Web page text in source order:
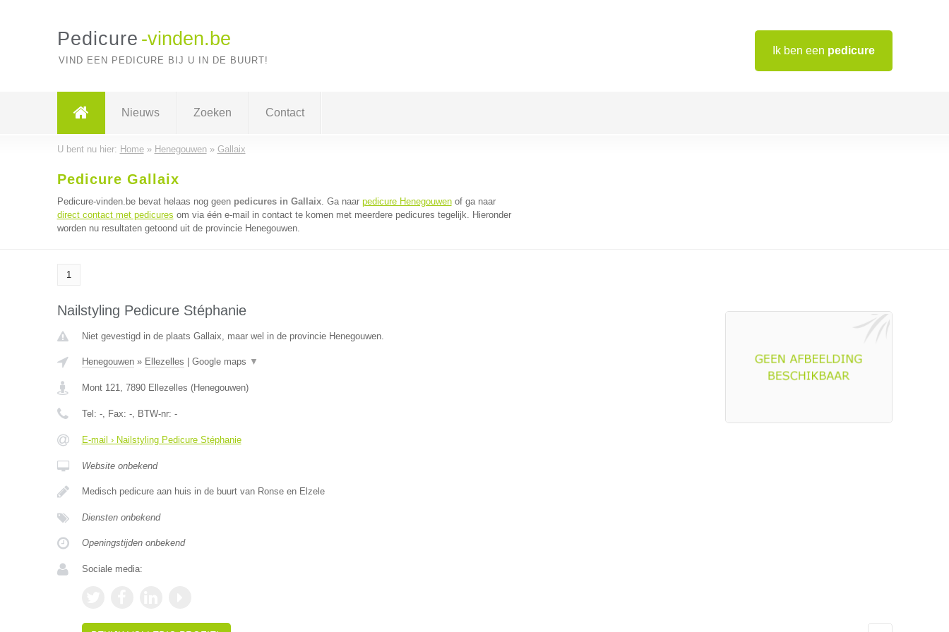
Ik ben een pedicure
Pedicure -vinden.be
VIND EEN PEDICURE BIJ U IN DE BUURT!
Nieuws Zoeken Contact
U bent nu hier: Home» Henegouwen» Gallaix
Pedicure Gallaix
Pedicure-vinden.be bevat helaas nog geen pedicures in Gallaix. Ga naar pedicure Henegouwenof ga naar
direct contact met pedicures om via één e-mail in contact te komen met meerdere pedicures tegelijk. Hieronder
worden nu resultaten getoond uit de provincie Henegouwen.
1
Nailstyling Pedicure Stéphanie
Niet gevestigd in de plaats Gallaix, maar wel in de provincie Henegouwen.
Henegouwen» Ellezelles Google maps ▼
Mont 121, 7890 Ellezelles (Henegouwen)
Tel: -, Fax: -, BTW-nr: -
E-mail › Nailstyling Pedicure Stéphanie
Website onbekend
Medisch pedicure aan huis in de buurt van Ronse en Elzele
Diensten onbekend
Openingstijden onbekend
Sociale media: